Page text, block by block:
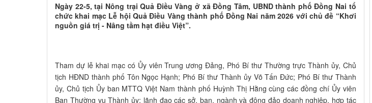
Ngày 22-5, tại Nông trại Quả Điều Vàng ở xã Đồng Tâm, UBND thành phố Đồng Nai tổ
chức khai mạc Lễ hội Quả Điều Vàng thành phố Đồng Nai năm 2026 với chủ đề “Khơi
nguồn giá trị - Nâng tầm hạt điều Việt”.
Tham dự lễ khai mạc có Ủy viên Trung ương Đảng, Phó Bí thư Thường trực Thành ủy, Chủ
tịch HĐND thành phố Tôn Ngọc Hạnh; Phó Bí thư Thành ủy Võ Tấn Đức; Phó Bí thư Thành
ủy, Chủ tịch Ủy ban MTTQ Việt Nam thành phố Huỳnh Thị Hằng cùng các đồng chí Ủy viên
Ban Thường vụ Thành ủy; lãnh đạo các sở, ban, ngành và đông đảo doanh nghiệp, hợp tác